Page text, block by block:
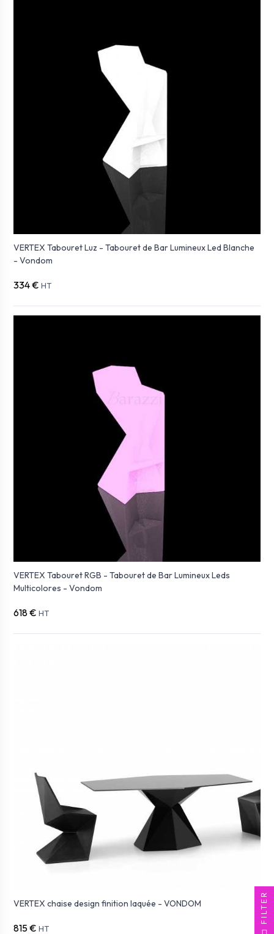
VERTEX Tabouret Luz - Tabouret de Bar Lumineux Led Blanche
- Vondom
334 € HT
VERTEX Tabouret RGB - Tabouret de Bar Lumineux Leds
Multicolores - Vondom
618 € HT
VERTEX chaise design finition laquée - VONDOM
815 € HT
FILTER